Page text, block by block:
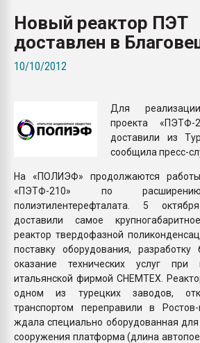
Новый реактор ПЭТ
доставлен в
10/10/2012
Для
проекта «ПЭТФ-
доставили из
сообщила пресс-
На «ПОЛИЭФ» продолжаются
«ПЭТФ-210» по расширению
полиэтилентерефталата. 5
доставили самое
реактор твердофазной
поставку оборудования, разработку
оказание технических услуг
итальянской фирмой CHEMTEX.
одном из турецких заводов,
транспортом переправили в
ждала специально оборудованная для
сооружения платформа (длина